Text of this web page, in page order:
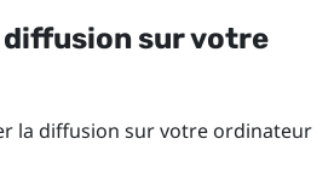
sur votre
la diffusion sur votre ordinateur